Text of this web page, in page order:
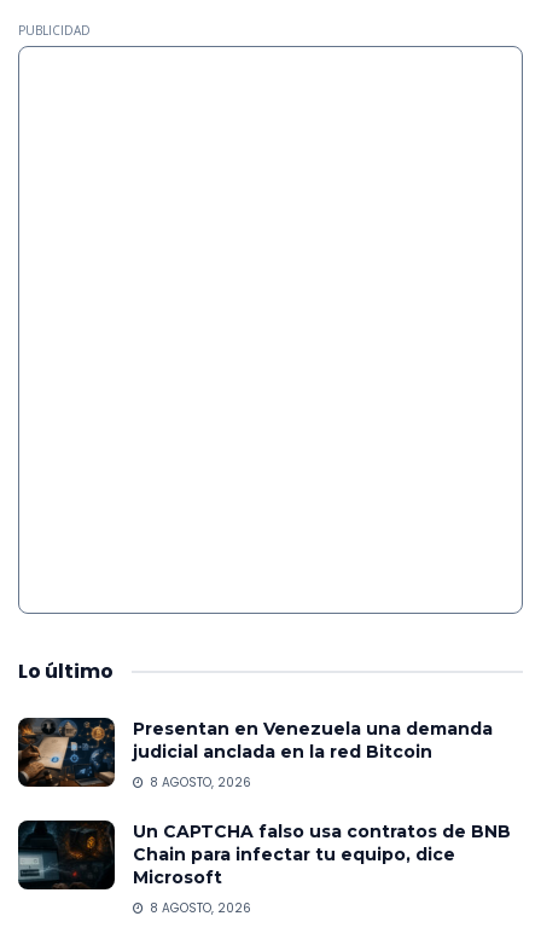
PUBLICIDAD
Lo último
Presentan en Venezuela una demanda
judicial anclada en la red Bitcoin
8 AGOSTO, 2026
Un CAPTCHA falso usa contratos de BNB
Chain para infectar tu equipo, dice
Microsoft
8 AGOSTO, 2026